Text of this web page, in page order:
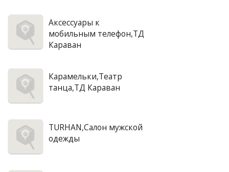
Аксессуары к
мобильным телефон,ТД
Караван
Карамельки,Театр
танца,ТД Караван
TURHAN,Салон мужской
одежды